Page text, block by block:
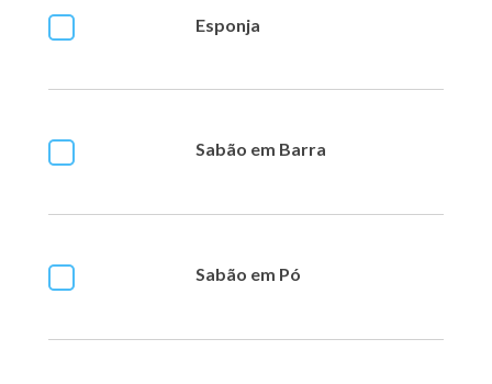
Esponja
Sabão em Barra
Sabão em Pó